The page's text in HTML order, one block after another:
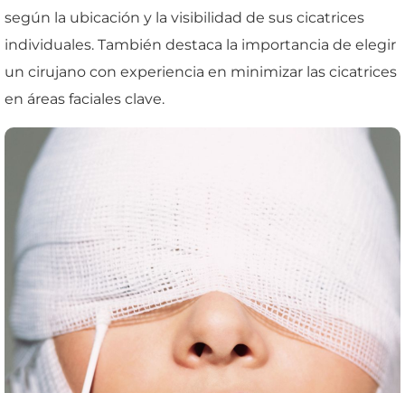
según la ubicación y la visibilidad de sus cicatrices
individuales. También destaca la importancia de elegir
un cirujano con experiencia en minimizar las cicatrices
en áreas faciales clave.